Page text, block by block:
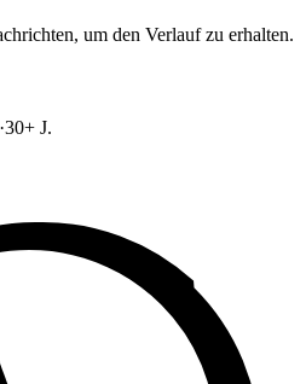
um den Verlauf zu erhalten.
·30+ J.